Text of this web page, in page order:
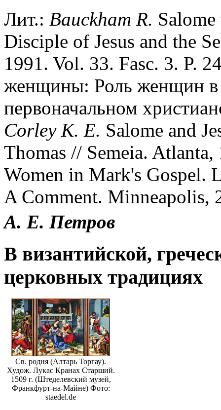
Лит.: Bauckham R.
Disciple of Jesus and the
1991. Vol. 33. Fasc. 3. P.
женщины: Роль женщин в
первоначальном
Corley K. E. Salome and
Thomas // Semeia.
Women in Mark's Gospel.
A Comment. Minneapolis,
А. Е. Петров
В византийской,
церковных традициях
Св. родня (Алтарь Торгау).
Худож. Лукас Кранах Старший.
1509 г. (Штеделевский музей,
Франкфурт-на-Майне) Фото:
staedel.de